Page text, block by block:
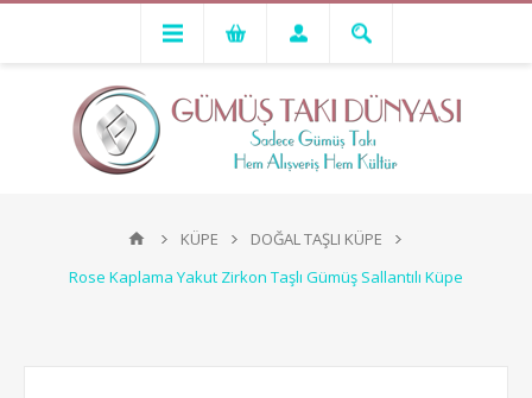
KÜPE
DOĞAL TAŞLI KÜPE
Rose Kaplama Yakut Zirkon Taşlı Gümüş Sallantılı Küpe